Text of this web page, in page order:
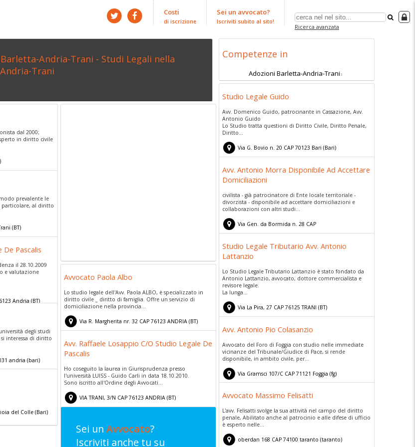
Ricerca avanzata
Sei un avvocato?
Iscriviti subito al sito!
Costi
di iscrizione
Andria-Trani - Studi Legali nella
Trani
Competenze in
Adozioni Barletta-Andria-Trani3
Studio Legale Guido
Avv. Domenico Guido, patrocinante in Cassazione, Avv.
Antonio Guido
Lo Studio tratta questioni di Diritto Civile, Diritto Penale,
Diritto...
Via G. Bovio n. 20 CAP 70123 Bari (Bari)
dal 2000;
in diritto civile
Avv. Antonio Morra Disponibile Ad Accettare
Domiciliazioni
civilista - già patrocinatore di Ente locale territoriale -
divorzista - disponibile ad accettare domiciliazioni e
collaborazioni con altri studi...
Via Gen. da Bormida n. 28 CAP
71042 cerignola(foggia)
prevalente le
particolare, al diritto
(BT)
Studio Legale Tributario Avv. Antonio
Lattanzio
Lo Studio Legale Tributario Lattanzio è stato fondato da
Antonio Lattanzio, avvocato, dottore commercialista e
revisore legale.
La lunga...
Via La Pira, 27 CAP 76125 TRANI (BT)
De Pascalis
il 28.10.2009
e valutazione
Andria (BT)
Avvocato Paola Albo
Lo studio legale dell'Avv. Paola ALBO, è specializzato in
diritto civile _ diritto di famiglia. Offre un servizio di
domiciliazione nella provincia...
Via R. Margherita nr. 32CAP 76123 ANDRIA(BT)
degli studi
interessa di diritto
andria (bari)
Avv. Antonio Pio Colasanzio
Avvocato del Foro di Foggia con studio nelle immediate
vicinanze del Tribunale/Giudice di Pace, si rende
disponibile, in ambito civile, per...
Via Gramsci 107/CCAP 71121 Foggia (fg)
Avv. Raffaele Losappio C/O Studio Legale De
Pascalis
Ho coseguito la laurea in Giurisprudenza presso
l'università LUISS - Guido Carli in data 18.10.2010.
Sono iscritto all'Ordine degli Avvocati...
VIA TRANI, 3/N CAP 76123 ANDRIA(BT)
del Colle(Bari)
Avvocato Massimo Felisatti
L'avv. Felisatti svolge la sua attività nel campo del diritto
penale, Abilitato anche al patrocinio e alle difese di ufficio
è esperto nelle...
oberdan 168 CAP 74100 taranto (taranto)
Sei un Avvocato?
Iscriviti anche tu su